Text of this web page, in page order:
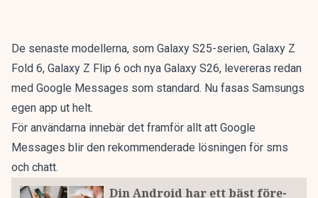
De senaste modellerna, som Galaxy S25-serien, Galaxy Z
Fold 6, Galaxy Z Flip 6 och nya Galaxy S26, levereras redan
med Google Messages som standard. Nu fasas Samsungs
egen app ut helt.
För användarna innebär det framför allt att Google
Messages blir den rekommenderade lösningen för sms
och chatt.
Din Android har ett bäst före-